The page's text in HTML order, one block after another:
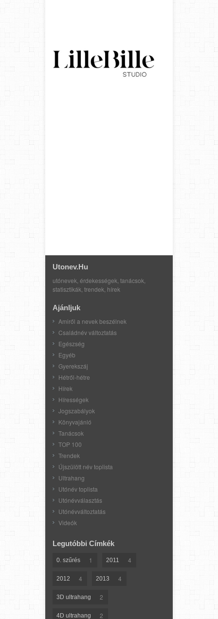
Utonev.hu
utónevek, érdekességek, tanácsok,
statisztikák, trendek, hírek
Ajánljuk
Amiről a nevek beszélnek
Családnév változtatás
Egészség
Egyéb
Gyerekszáj
Hétről-hétre
Hírek
Hírességek
Jogszabályok
Könyvajánló
Tanácsok
TOP 100
Trendek
Újszülött név toplista
Ultrahang
Utónév toplista
Utónévválasztás
Utónévváltoztatás
Videók
Legutóbbi Címkék
0. szűrés 1 2011 4
2012 4 2013 4
3D ultrahang 2
4D ultrahang 2